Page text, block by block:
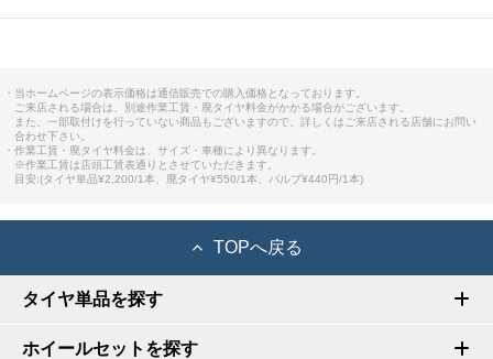
・当ホームページの表示価格は通信販売での購入価格となっております。
ご来店される場合は、別途作業工賃・廃タイヤ料金がかかる場合がございます。
また、一部取付けを行っていない商品もございますので、詳しくはご来店される店舗にお問い
合わせ下さい。
・作業工賃・廃タイヤ料金は、サイズ・車種により異なります。
※作業工賃は店頭工賃表通りとさせていただきます。
目安:(タイヤ単品¥2,200/1本、廃タイヤ¥550/1本、バルブ¥440円/1本)
TOPへ戻る
タイヤ単品を探す
ホイールセットを探す